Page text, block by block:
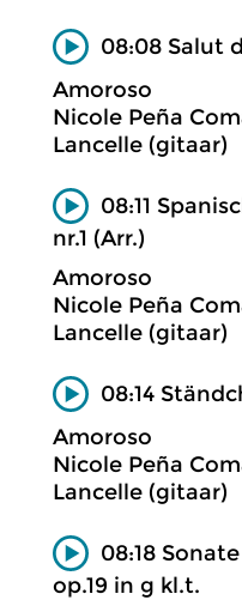
08:08 Salut
Amoroso
Nicole Peña
Lancelle (gitaar)
08:11
nr.1 (Arr.)
Amoroso
Nicole Peña
Lancelle (gitaar)
08:14
Amoroso
Nicole Peña
Lancelle (gitaar)
08:18
op.19 in g kl.t.